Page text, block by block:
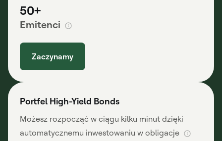
50+
Emitenci
Zaczynamy
Portfel High-Yield Bonds
Możesz rozpocząć w ciągu kilku minut dzięki
automatycznemu inwestowaniu w obligacje